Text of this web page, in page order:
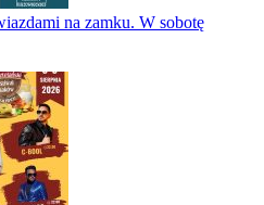
na zamku. W sobotę